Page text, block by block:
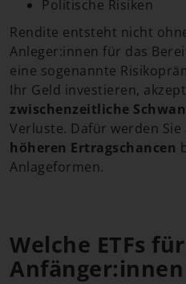
Politische Risiken
Rendite entsteht nicht
Anleger:innen für das
eine sogenannte
Ihr Geld investieren,
zwischenzeitliche
Verluste. Dafür werden Sie
höheren Ertragschancen
Anlageformen.
Welche ETFs für